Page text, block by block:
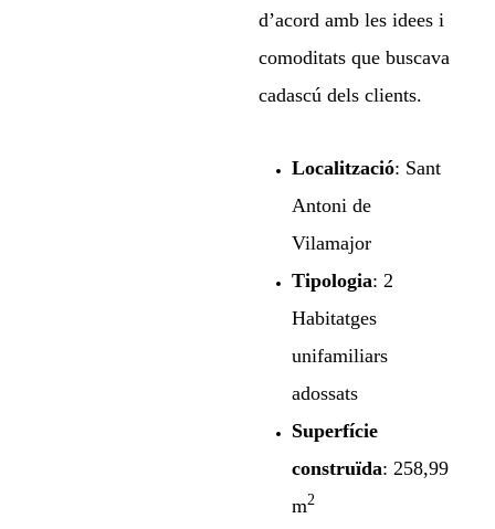
d’acord amb les idees i
comoditats que buscava
cadascú dels clients.
Localització: Sant
Antoni de
Vilamajor
Tipologia: 2
Habitatges
unifamiliars
adossats
Superfície
construïda: 258,99
m2